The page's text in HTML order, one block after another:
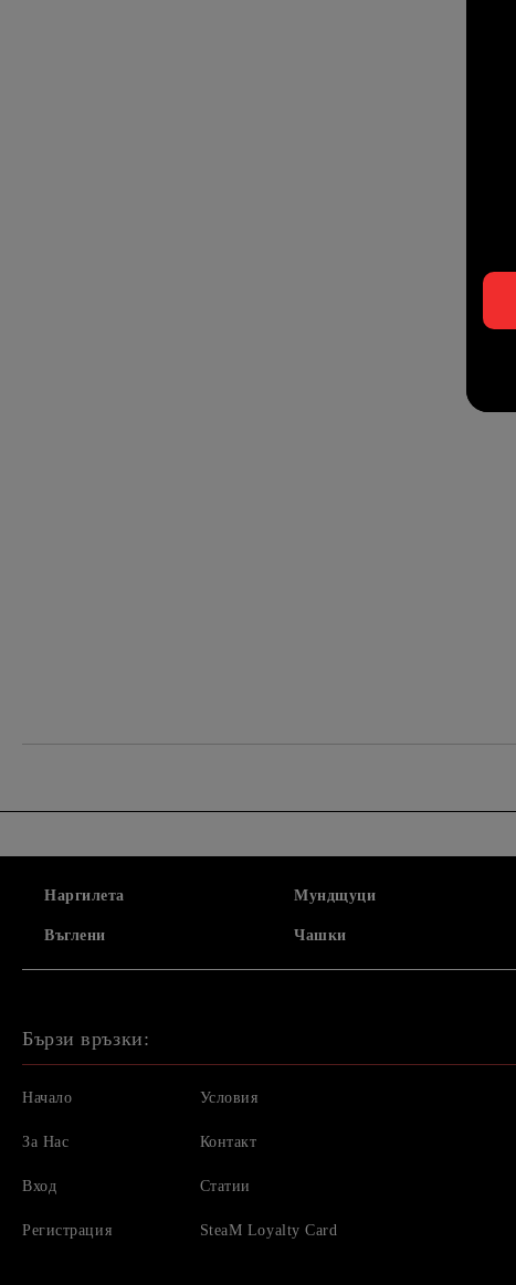
Наргилета
Въглени
Мундщуци
Чашки
Бързи връзки:
Начало
За Нас
Вход
Регистрация
Условия
Контакт
Статии
SteaM Loyalty Card